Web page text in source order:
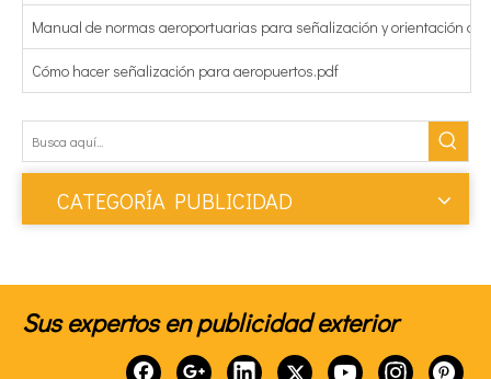
Manual de normas aeroportuarias para señalización y orientación de
Cómo hacer señalización para aeropuertos.pdf
CATEGORÍA PUBLICIDAD
Sus expertos en publicidad exterior